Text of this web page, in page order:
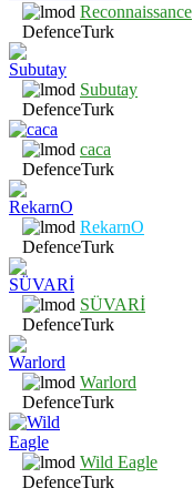
Reconnaissance
DefenceTurk
Subutay
DefenceTurk
caca
DefenceTurk
RekarnO
DefenceTurk
SÜVARİ
DefenceTurk
Warlord
DefenceTurk
Wild Eagle
DefenceTurk